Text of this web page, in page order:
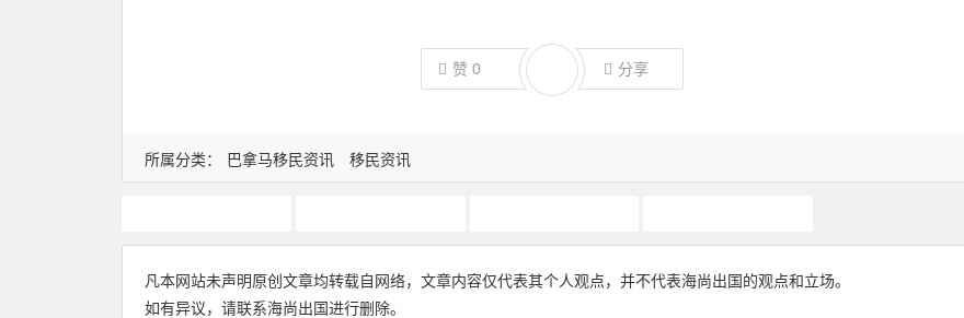
赞0 分享
所属分类： 巴拿马移民资讯 移民资讯
凡本网站未声明原创文章均转载自网络，文章内容仅代表其个人观点，并不代表海尚出国的观点和立场。
如有异议，请联系海尚出国进行删除。